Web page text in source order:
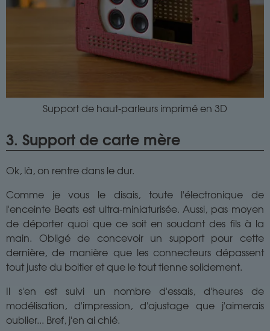
Support de haut-parleurs imprimé en 3D
3. Support de carte mère
Ok, là, on rentre dans le dur.
Comme je vous le disais, toute l'électronique de
l'enceinte Beats est ultra-miniaturisée. Aussi, pas moyen
de déporter quoi que ce soit en soudant des fils à la
main. Obligé de concevoir un support pour cette
dernière, de manière que les connecteurs dépassent
tout juste du boitier et que le tout tienne solidement.
Il s'en est suivi un nombre d'essais, d'heures de
modélisation, d'impression, d'ajustage que j'aimerais
oublier... Bref, j'en ai chié.